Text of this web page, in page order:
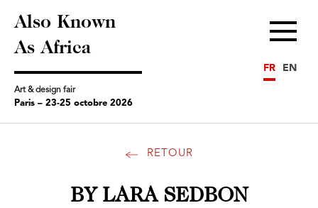
Also Known
As Africa
Art & design fair
Paris – 23-25 octobre 2026
Menu
FR EN
RETOUR
BY LARA SEDBON